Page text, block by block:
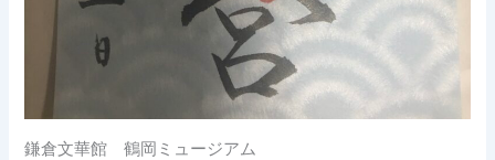
鎌倉文華館 鶴岡ミュージアム